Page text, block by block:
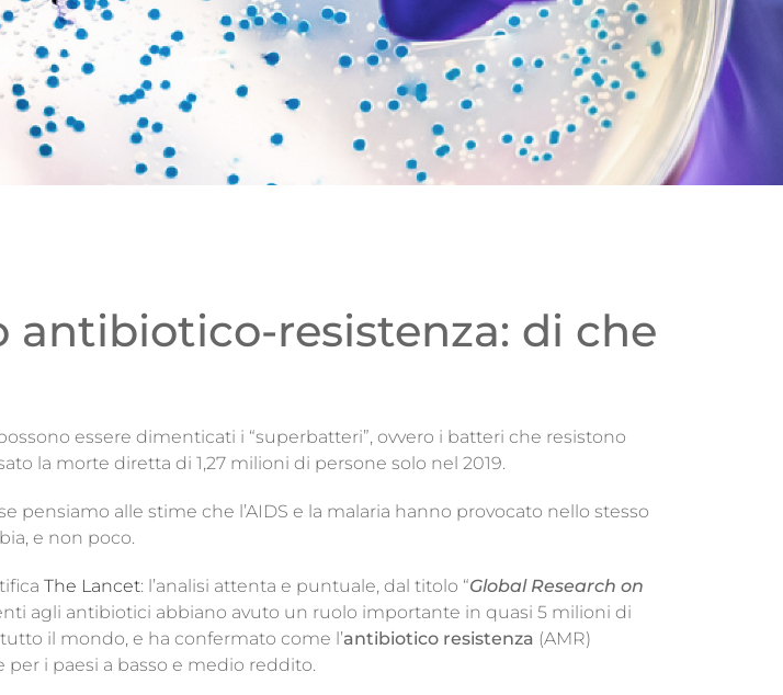
antibiotico-resistenza: di che
essere dimenticati i “superbatteri”, ovvero i batteri che resistono
la morte diretta di 1,27 milioni di persone solo nel 2019.
alle stime che l’AIDS e la malaria hanno provocato nello stesso
e non poco.
The Lancet: l’analisi attenta e puntuale, dal titolo “Global Research on
agli antibiotici abbiano avuto un ruolo importante in quasi 5 milioni di
il mondo, e ha confermato come l’antibiotico resistenza (AMR)
i paesi a basso e medio reddito.